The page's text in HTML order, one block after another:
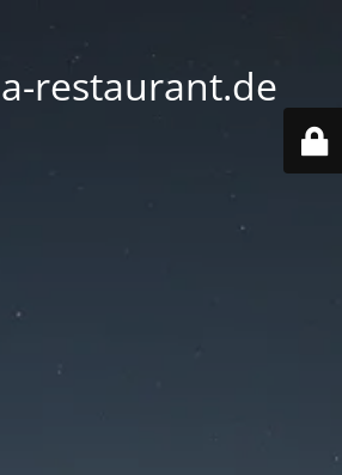
restaurant.de